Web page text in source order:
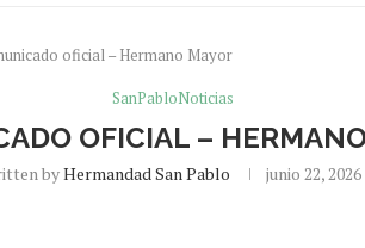
oficial – Hermano Mayor
SanPabloNoticias
OFICIAL –
byHermandad San Pablo junio 22, 2026